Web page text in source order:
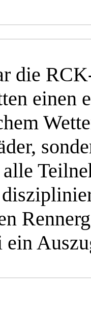
die
einen
ein